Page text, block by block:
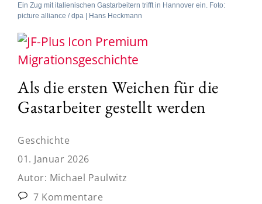
Ein Zug mit italienischen Gastarbeitern trifft in Hannover ein. Foto:
picture alliance / dpa | Hans Heckmann
Migrationsgeschichte
Als die ersten Weichen für die
Gastarbeiter gestellt werden
Geschichte
01. Januar 2026
Autor: Michael Paulwitz
7 Kommentare